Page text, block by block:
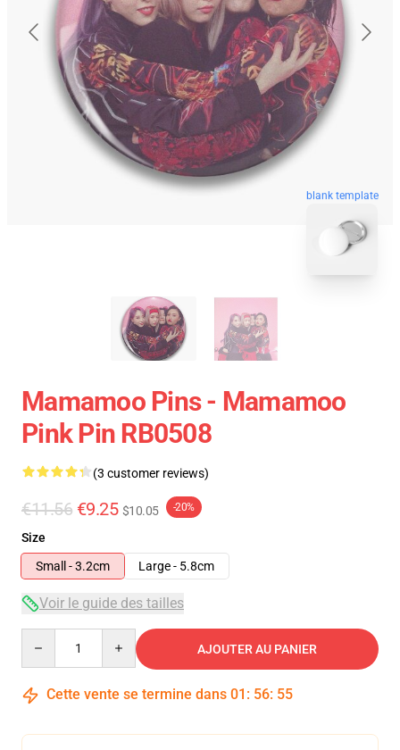
blank template
Mamamoo Pins - Mamamoo
Pink Pin RB0508
(3 customer reviews)
€11.56 €9.25 $10.05 -20%
Size
Small - 3.2cm
Large - 5.8cm
Voir le guide des tailles
AJOUTER AU PANIER
Cette vente se termine dans 01 : 56: 54